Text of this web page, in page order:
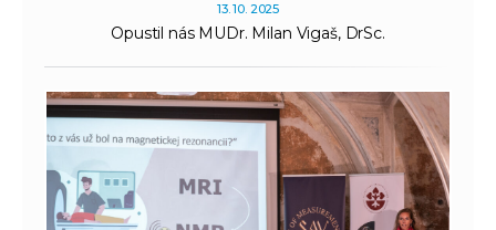
13. 10. 2025
Opustil nás MUDr. Milan Vigaš, DrSc.